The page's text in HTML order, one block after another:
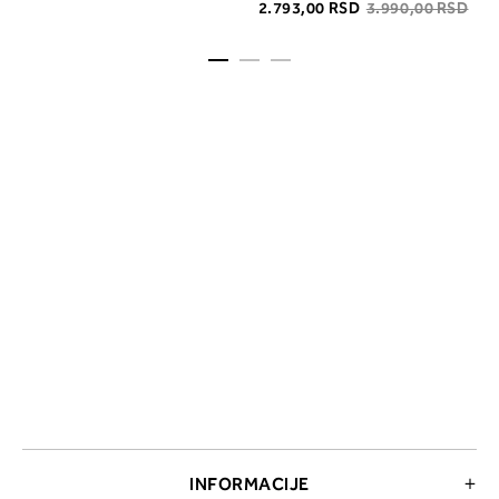
2.793,00 RSD 3.990,00 RSD
INFORMACIJE